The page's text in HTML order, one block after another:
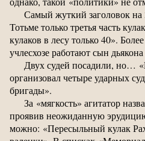
Самый жуткий заголовок
Тотьме только третья часть
кулаков в лесу только 40».
учлесхозе работают сын
Двух судей посадили, но…
организовал четыре ударных
бригады».
За «мягкость» агитатор
проявив неожиданную
можно: «Пересыльный кулак